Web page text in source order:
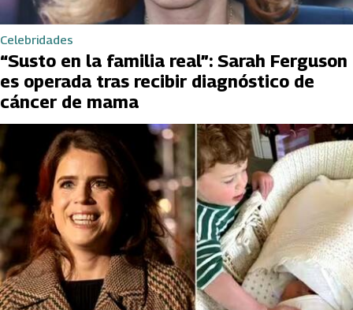
Celebridades
“Susto en la familia real”: Sarah Ferguson
es operada tras recibir diagnóstico de
cáncer de mama